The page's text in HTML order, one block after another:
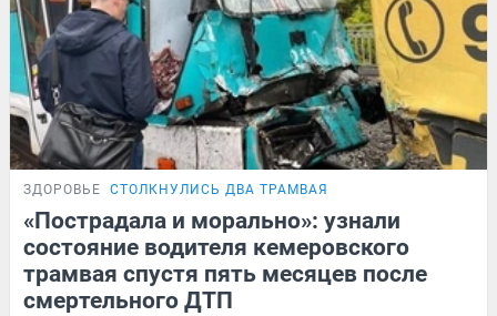
ЗДОРОВЬЕ СТОЛКНУЛИСЬ ДВА ТРАМВАЯ
«Пострадала и морально»: узнали
состояние водителя кемеровского
трамвая спустя пять месяцев после
смертельного ДТП